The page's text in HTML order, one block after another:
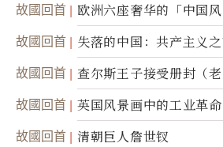
故國回首 欧洲六座奢华的「中国风
故國回首 失落的中国：共产主义
故國回首 查尔斯王子接受册封（老
故國回首 英国风景画中的工业革命
故國回首 清朝巨人詹世钗